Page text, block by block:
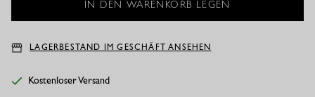
LAGERBESTAND IM GESCHÄFT ANSEHEN
Kostenloser Versand